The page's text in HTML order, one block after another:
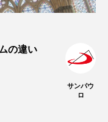
の違い
サンパウ
ロ